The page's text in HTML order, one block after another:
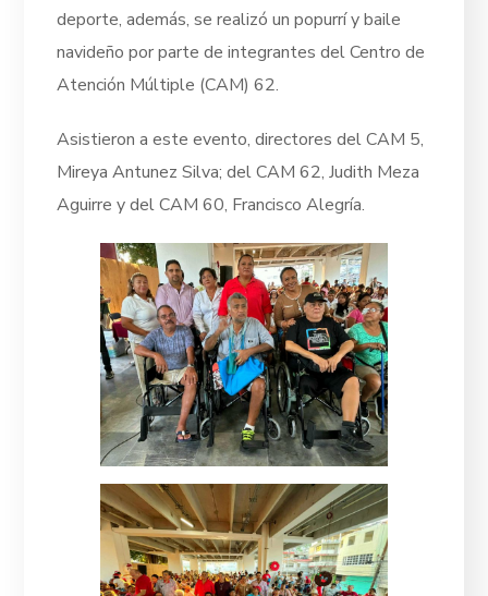
deporte, además, se realizó un popurrí y baile
navideño por parte de integrantes del Centro de
Atención Múltiple (CAM) 62.
Asistieron a este evento, directores del CAM 5,
Mireya Antunez Silva; del CAM 62, Judith Meza
Aguirre y del CAM 60, Francisco Alegría.